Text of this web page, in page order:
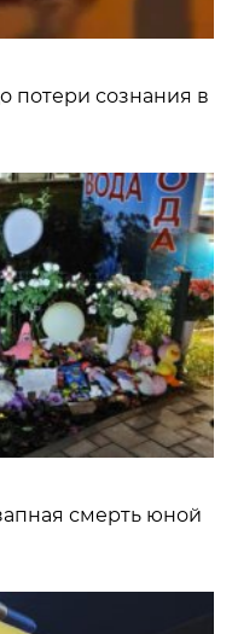
потери сознания в
смерть юной